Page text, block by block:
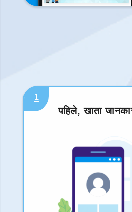
1
पहिले, खाता